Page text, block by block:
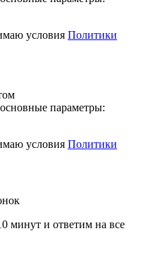
условия Политики
параметры:
условия Политики
минут и ответим на все